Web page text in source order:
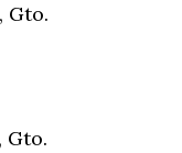
Gto.
Gto.